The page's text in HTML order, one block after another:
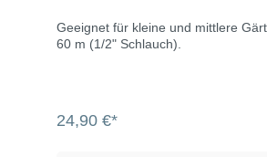
Geeignet für kleine und mittlere
60 m (1/2" Schlauch).
24,90 €*